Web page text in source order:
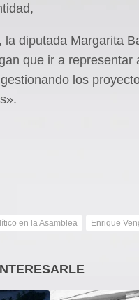
diputada Margarita
que ir a
los
en la Asamblea Enrique